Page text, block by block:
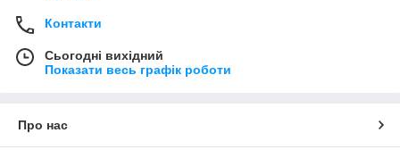
Контакти
Сьогодні вихідний
Показати весь графік роботи
Про нас